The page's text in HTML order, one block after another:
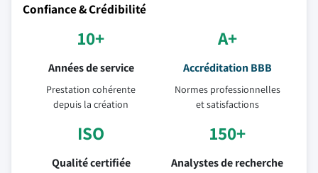
Confiance & Crédibilité
10+
Années de service
Prestation cohérente
depuis la création
A+
Accréditation BBB
Normes professionnelles
et satisfactions
ISO
Qualité certifiée
150+
Analystes de recherche